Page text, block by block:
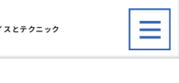
とテクニック